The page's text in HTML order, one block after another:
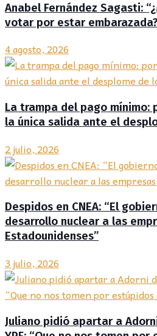
Anabel Fernández Sagasti:
votar por estar
4 agosto, 2026
La trampa del pago mínimo:
la única salida ante el
2 julio, 2026
Despidos en CNEA: “El
desarrollo nuclear a las
Estadounidenses”
3 julio, 2026
Juliano pidió apartar a